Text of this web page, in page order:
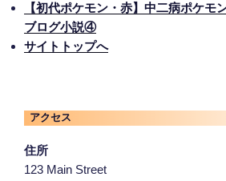
【初代ポケモン・赤】中二病ポケ
ブログ小説④
サイトトップへ
アクセス
住所
123 Main Street